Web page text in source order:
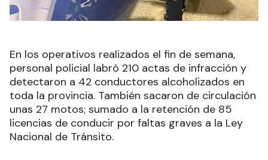
En los operativos realizados el fin de semana,
personal policial labró 210 actas de infracción y
detectaron a 42 conductores alcoholizados en
toda la provincia. También sacaron de circulación
unas 27 motos; sumado a la retención de 85
licencias de conducir por faltas graves a la Ley
Nacional de Tránsito.